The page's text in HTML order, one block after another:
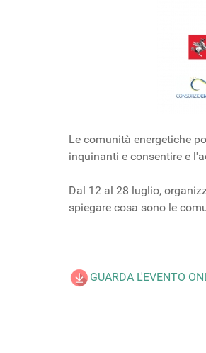
Le comunità energetiche
inquinanti e consentire e
Dal 12 al 28 luglio,
spiegare cosa sono le
GUARDA L'EVENTO